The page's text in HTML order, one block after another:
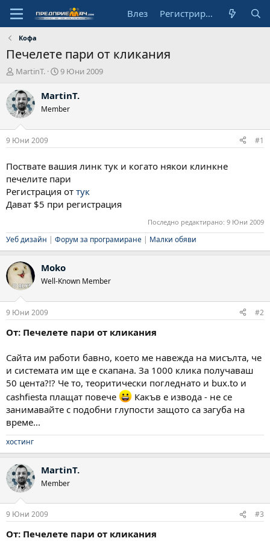
Влез Регистрирай се
Кофа
Печелете пари от кликания
А
т
о
р
MartinT.
Н
ч
л
д
т
а
9 Юни 2009
MartinT.
Member
9 Юни 2009 #1
Поствате вашия линк тук и когато някои клинкне
печелите пари
Регистрация от тук
Дават $5 при регистрация
Последно редактирано: 9 Юни 2009
Уеб дизайн | Форум за програмиране | Малки обяви
Moko
Well-Known Member
9 Юни 2009 #2
От: Печелете пари от кликания
Сайта им работи бавно, което ме навежда на мисълта, че
и системата им ще е скапана. За 1000 клика получаваш
50 цента?!? Че то, теоритически погледнато и bux.to и
cashfiesta плащат повече
Какъв е извода - не се
занимавайте с подобни глупости защото са загуба на
време...
хостинг
MartinT.
Member
9 Юни 2009 #3
От: Печелете пари от кликания